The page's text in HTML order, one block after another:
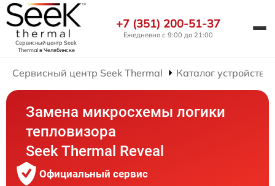
Сервисный центр Seek
Thermalв Челябинске
+7 (351) 200-51-37
Ежедневно с 9:00 до 21:00
Сервисный центр Seek Thermal Каталог устройств
Замена микросхемы логики
тепловизора
Seek Thermal Reveal
Официальный сервис